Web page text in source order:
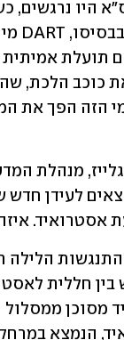
אסטרואיד.